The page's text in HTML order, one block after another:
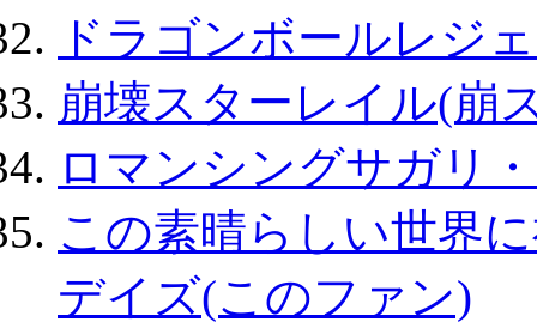
ドラゴンボールレジ
崩壊スターレイル(崩
ロマンシングサガリ
この素晴らしい世界
デイズ(このファン)